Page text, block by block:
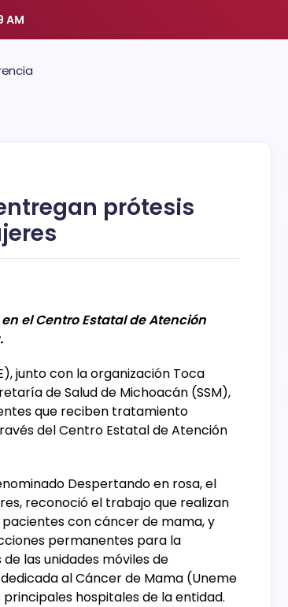
AM
prótesis
el Centro Estatal de Atención
junto con la organización Toca
de Salud de Michoacán (SSM),
que reciben tratamiento
del Centro Estatal de Atención
Despertando en rosa, el
reconoció el trabajo que realizan
con cáncer de mama, y
permanentes para la
las unidades móviles de
al Cáncer de Mama (Uneme
hospitales de la entidad.